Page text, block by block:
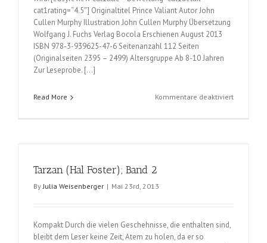
cat1rating=“4.5″] Originaltitel Prince Valiant Autor John
Cullen Murphy Illustration John Cullen Murphy Übersetzung
Wolfgang J. Fuchs Verlag Bocola Erschienen August 2013
ISBN 978-3-939625-47-6 Seitenanzahl 112 Seiten
(Originalseiten 2395 – 2499) Altersgruppe Ab 8-10 Jahren
Zur Leseprobe. […]
Read More Kommentare deaktiviertfür
Tarzan (Hal Foster); Band 2
ByJulia Weisenberger | Mai 23rd, 2013
Kompakt Durch die vielen Geschehnisse, die enthalten sind,
bleibt dem Leser keine Zeit, Atem zu holen, da er so